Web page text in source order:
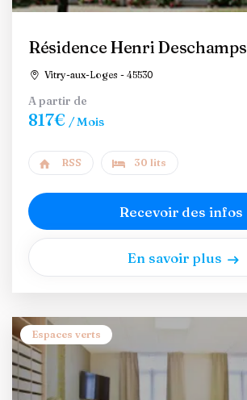
Résidence Henri Deschamps
Vitry-aux-Loges - 45530
A partir de
817€ / Mois
RSS 30 lits
Recevoir des infos
En savoir plus
Espaces verts